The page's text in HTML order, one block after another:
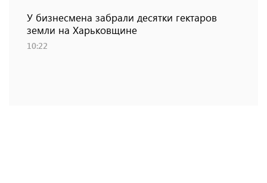
У бизнесмена забрали десятки гектаров
земли на Харьковщине
10:22